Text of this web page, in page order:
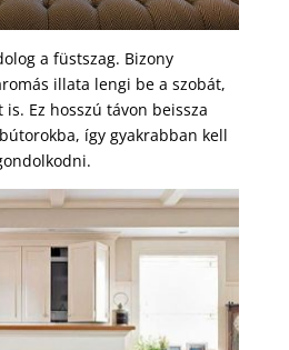
a füstszag. Bizony
illata lengi be a szobát,
Ez hosszú távon beissza
így gyakrabban kell